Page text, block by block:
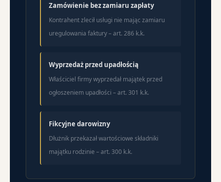
Zamówienie bez zamiaru zapłaty
Kontrahent zlecił usługi nie mając zamiaru
uregulowania faktury – art. 286 k.k.
Wyprzedaż przed upadłością
Właściciel firmy wyprzedał majątek przed
ogłoszeniem upadłości – art. 301 k.k.
Fikcyjne darowizny
Dłużnik przekazał wartościowe składniki
majątku rodzinie – art. 300 k.k.